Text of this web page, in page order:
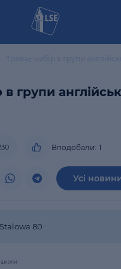
групи
Вподобали: 1
Усі
80
школи